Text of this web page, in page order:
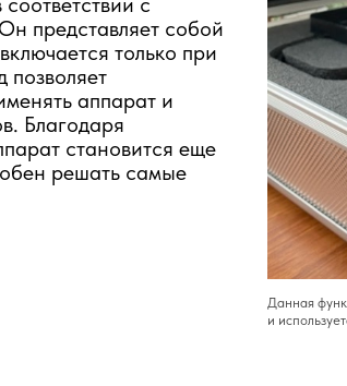
Данная
и
представляет собой
только при
позволяет
аппарат и
Благодаря
становится еще
решать самые